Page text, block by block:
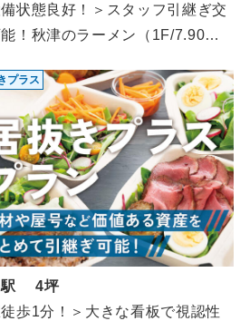
備状態良好！＞スタッフ引継ぎ交
！秋津のラーメン（1F/7.90
プラス
駅 4坪
徒歩1分！＞大きな看板で視認性